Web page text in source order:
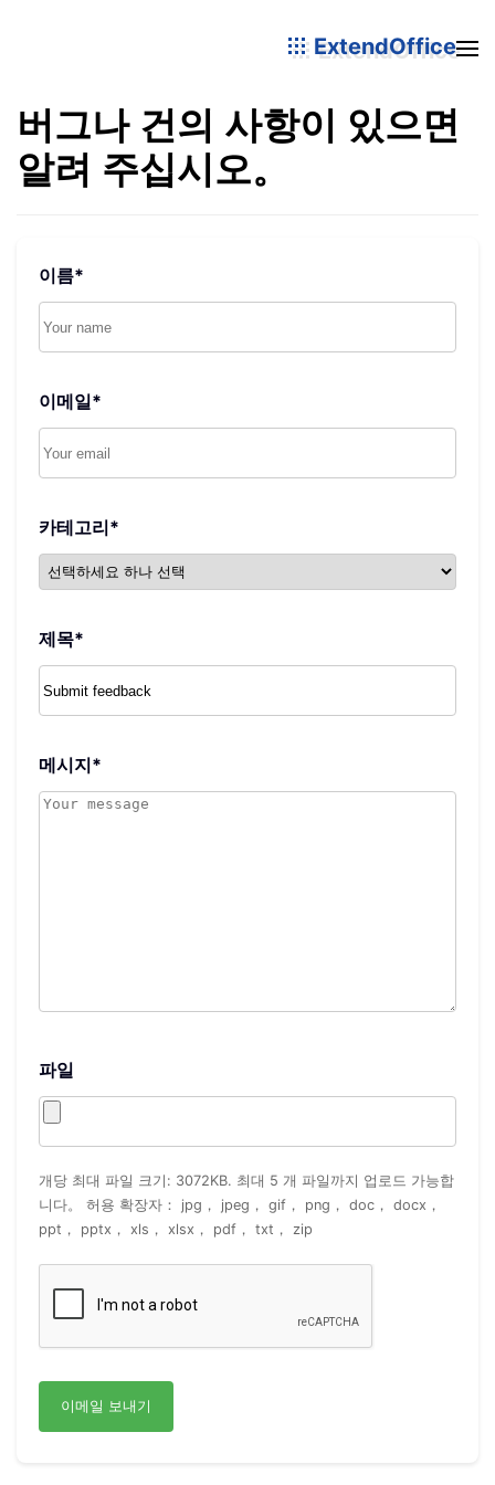
ExtendOffice
버그나 건의 사항이 있으면
알려 주십시오。
이름*
이메일*
카테고리*
제목*
메시지*
파일
개당 최대 파일 크기: 3072KB. 최대 5 개 파일까지 업로드 가능합
니다。 허용 확장자： jpg， jpeg， gif， png， doc， docx，
ppt， pptx， xls， xlsx， pdf， txt， zip
이메일 보내기